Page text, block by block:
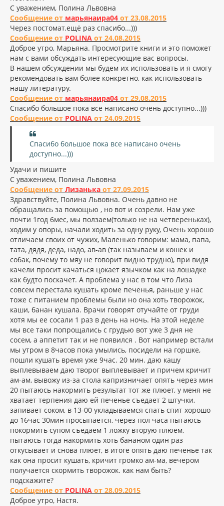
С уважением, Полина Львовна
Сообщение от марьянаира04 от 23.08.2015
Через постомат.ещё раз спасибо...)))
Сообщение от POLINA от 24.08.2015
Доброе утро, Марьяна. Просмотрите книги и это поможет
нам с вами обсуждать интересующие вас вопросы.
В нашем обсуждении мы будем их использовать и я смогу
рекомендовать вам более конкретно, как использовать
нашу литературу.
Сообщение от марьянаира04 от 29.08.2015
Спасибо большое пока все написано очень доступно...)))
Сообщение от POLINA от 24.09.2015
Спасибо большое пока все написано очень
доступно...)))
Удачи и пишите
С уважением, Полина Львовна
Сообщение от Лизанька от 27.09.2015
Здравствуйте, Полина Львовна. Очень давно не
обращались за помощью , но вот и созрели. Нам уже
почти 1год 6мес, мы ползаем(только не на четвереньках),
ходим у опоры, начали ходить за одну руку, Очень хорошо
отличаем своих от чужих, Маленько говорим: мама, папа,
тата, дядя, деда, надо, ав-ав (так называем и кошек и
собак, почему то мяу не говорит видно трудно), при видя
качели просит качаться цокает язычком как на лошадке
как будто поскачет. А проблема у нас в том что Лиза
совсем перестала кушать кроме печенья, раньше у нас
тоже с питанием проблемы были но она хоть творожок,
каши, банан кушала. Врачи говорят отучайте от груди
хотя мы ее сосали 1 раз в день на ночь. На этой неделе
мы все таки попрощались с грудью вот уже 3 дня не
сосем, а аппетит так и не появился . Вот например встали
мы утром в 8часов пока умылись, посидели на горшке,
пошли кушать время уже 9час. 20 мин. даю кашу
выплевываем даю творог выплевывает и причем кричит
ам-ам, вывожу из-за стола капризничает опять через мин
20 пытаюсь накормить результат тот же плюет, у меня не
хватает терпения даю ей печенье съедает 2 штучки,
запивает соком, в 13-00 укладываемся спать спит хорошо
до 16час 30мин просыпается, через пол часа пытаюсь
покормить супом съедаем 1 ложку вторую плюем,
пытаюсь тогда накормить хоть бананом один раз
откусывает и снова плюет, в итоге опять даю печенье так
как она просит кушать, кричит громко ам-ма, вечером
получается скормить творожок. как нам быть?
подскажите?
Сообщение от POLINA от 28.09.2015
Доброе утро, Настя.